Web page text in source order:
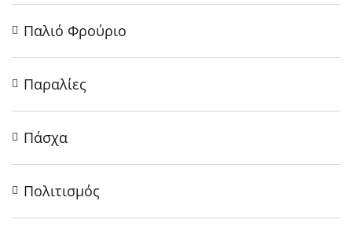
Παλιό Φρούριο
Παραλίες
Πάσχα
Πολιτισμός